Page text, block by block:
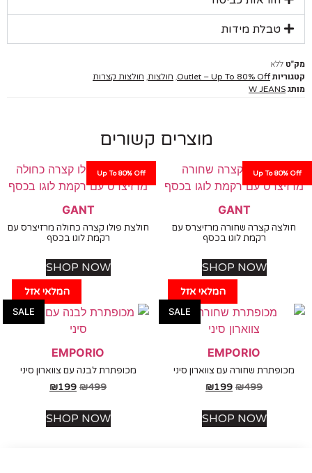
טבלת מידות
ללא
Outlet – Up To 80% Off
,חולצות ,חולצות קצרות
W JEANS
מוצרים קשורים
Up To
המלאי אזל
GANT
קצרה שחורה מרזיצרס עם
רקמת לוגו בכסף
SHOP NOW
Up To 80% Off
המלאי אזל
GANT
חולצת פולו קצרה כחולה מרזיצרס עם
רקמת לוגו בכסף
SHOP NOW
SALE
EMPORIO
שחורה עם צווארון סיני
₪
₪199
SHOP NOW
SALE
EMPORIO
מכופתרת לבנה עם צווארון סיני
₪
₪199
SHOP NOW